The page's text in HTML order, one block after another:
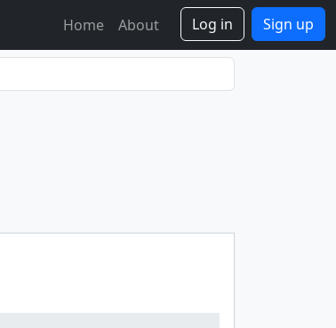
Home About Log in Sign up